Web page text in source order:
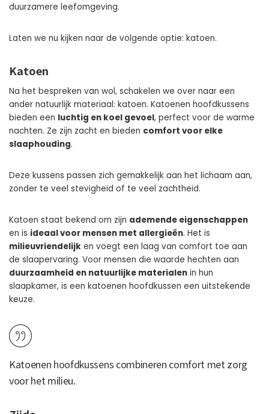
duurzamere leefomgeving.
Laten we nu kijken naar de volgende optie: katoen.
Katoen
Na het bespreken van wol, schakelen we over naar een
ander natuurlijk materiaal: katoen. Katoenen hoofdkussens
bieden een luchtig en koel gevoel, perfect voor de warme
nachten. Ze zijn zacht en bieden comfort voor elke
slaaphouding.
Deze kussens passen zich gemakkelijk aan het lichaam aan,
zonder te veel stevigheid of te veel zachtheid.
Katoen staat bekend om zijn ademende eigenschappen
en is ideaal voor mensen met allergieën. Het is
milieuvriendelijk en voegt een laag van comfort toe aan
de slaapervaring. Voor mensen die waarde hechten aan
duurzaamheid en natuurlijke materialen in hun
slaapkamer, is een katoenen hoofdkussen een uitstekende
keuze.
Katoenen hoofdkussens combineren comfort met zorg
voor het milieu.